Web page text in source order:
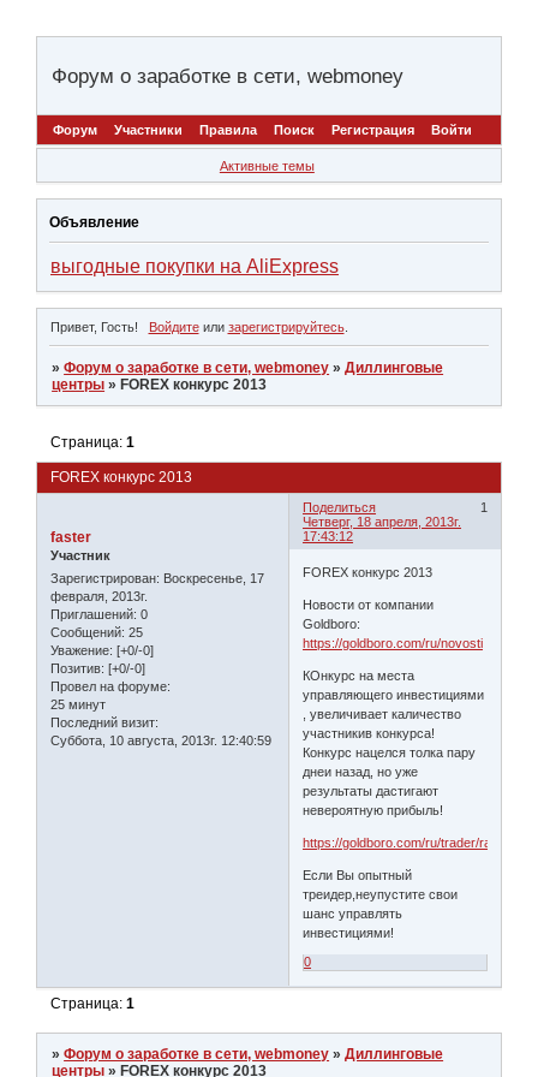
Форум о заработке в сети, webmoney
Форум Участники Правила Поиск Регистрация Войти
Активные темы
Объявление
выгодные покупки на AliExpress
Привет, Гость! Войдитеили зарегистрируйтесь.
»Форум о заработке в сети, webmoney »Диллинговые
центры » FOREX конкурс 2013
FOREX конкурс 2013
Страница:1
Поделиться
1
Четверг, 18 апреля, 2013г.
17:43:12
faster
Участник
Зарегистрирован: Воскресенье, 17
февраля, 2013г.
Приглашений: 0
Сообщений: 25
Уважение: [+0/-0]
Позитив: [+0/-0]
Провел на форуме:
25 минут
Последний визит:
Суббота, 10 августа, 2013г. 12:40:59
FOREX конкурс 2013
Новости от компании
Goldboro:
https://goldboro.com/ru/novosti
КОнкурс на места
управляющего инвестициями
, увеличивает каличество
участникив конкурса!
Конкурс нацелся толка пару
днеи назад, но уже
результаты дастигают
невероятную прибыль!
https://goldboro.com/ru/trader/rating/
Если Вы опытный
треидер,неупустите свои
шанс управлять
инвестициями!
0
Страница:1
»Форум о заработке в сети, webmoney »Диллинговые
центры » FOREX конкурс 2013